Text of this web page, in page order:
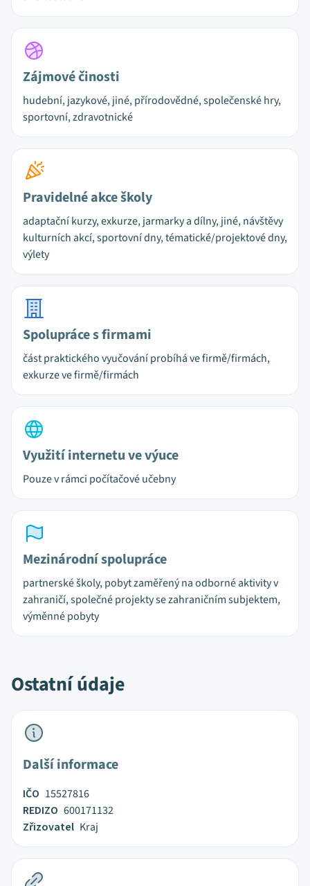
Zájmové činosti
hudební, jazykové, jiné, přírodovědné, společenské hry,
sportovní, zdravotnické
Pravidelné akce školy
adaptační kurzy, exkurze, jarmarky a dílny, jiné, návštěvy
kulturních akcí, sportovní dny, tématické/projektové dny,
výlety
Spolupráce s firmami
část praktického vyučování probíhá ve firmě/firmách,
exkurze ve firmě/firmách
Využití internetu ve výuce
Pouze v rámci počítačové učebny
Mezinárodní spolupráce
partnerské školy, pobyt zaměřený na odborné aktivity v
zahraničí, společné projekty se zahraničním subjektem,
výměnné pobyty
Ostatní údaje
Další informace
IČO 15527816
REDIZO 600171132
Zřizovatel Kraj